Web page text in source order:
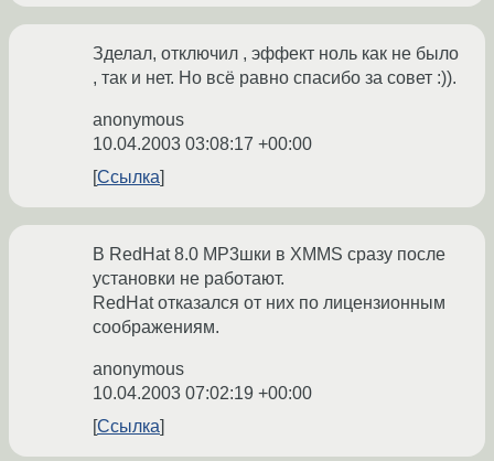
Зделал, отключил , эффект ноль как не было
, так и нет. Но всё равно спасибо за совет :)).
anonymous
10.04.2003 03:08:17 +00:00
Ссылка
В RedHat 8.0 MP3шки в XMMS сразу после
установки не работают.
RedHat отказался от них по лицензионным
соображениям.
anonymous
10.04.2003 07:02:19 +00:00
Ссылка